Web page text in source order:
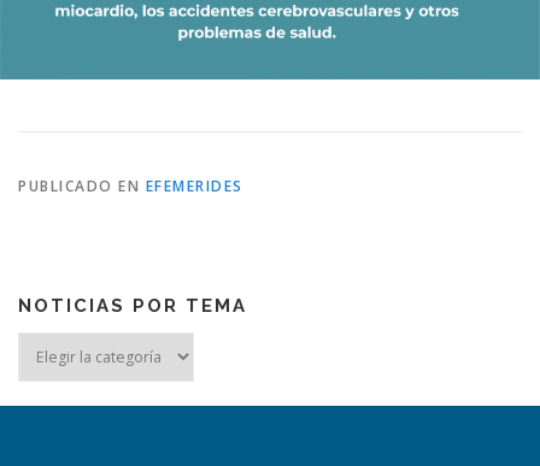
PUBLICADO EN EFEMERIDES
NOTICIAS POR TEMA
por